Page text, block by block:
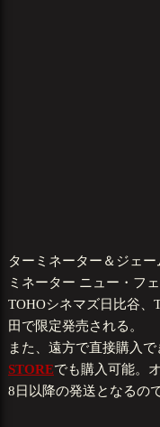
ターミネーター＆ジェ
ミネーター ニュー・フ
TOHOシネマズ日比谷、
田で限定発売される。
また、遠方で直接購入
STOREでも購入可能。
8日以降の発送となるの